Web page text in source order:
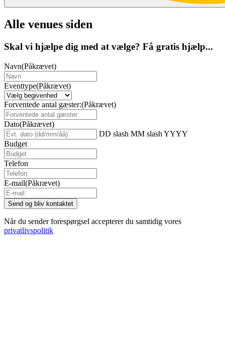
Alle venues siden
Skal vi hjælpe dig med at vælge? Få gratis hjælp...
Navn(Påkrævet)
Eventtype(Påkrævet)
Forventede antal gæster:(Påkrævet)
Dato(Påkrævet)
DD slash MM slash YYYY
Budget
Telefon
E-mail(Påkrævet)
Når du sender forespørgsel accepterer du samtidig vores
privatlivspolitik